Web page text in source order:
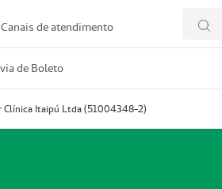
Canais de atendimento
de Boleto
Clínica Itaipú Ltda (51004348-2)